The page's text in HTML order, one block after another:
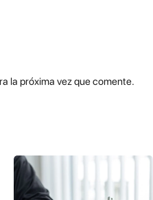
la próxima vez que comente.